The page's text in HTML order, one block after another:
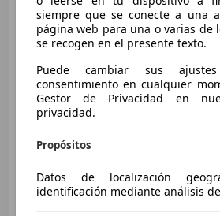
Plus
€
Precio
09/2025
85 kW (116 CV)
siempre que se conecte a una
página web para una o varias de
se recogen en el presente texto.
Puede cambiar sus
consentimiento en cualquier
Gestor de Privacidad en
privacidad.
Propósitos
Datos de localización
identificación mediante análisis